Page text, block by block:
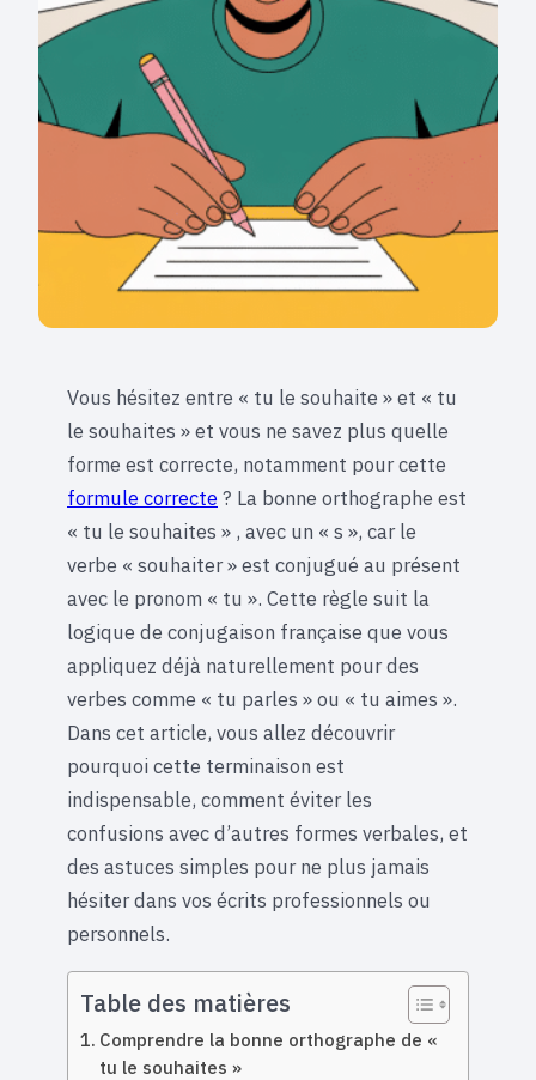
Vous hésitez entre « tu le souhaite » et « tu
le souhaites » et vous ne savez plus quelle
forme est correcte, notamment pour cette
formule correcte? La bonne orthographe est
« tu le souhaites » , avec un « s », car le
verbe « souhaiter » est conjugué au présent
avec le pronom « tu ». Cette règle suit la
logique de conjugaison française que vous
appliquez déjà naturellement pour des
verbes comme « tu parles » ou « tu aimes ».
Dans cet article, vous allez découvrir
pourquoi cette terminaison est
indispensable, comment éviter les
confusions avec d’autres formes verbales, et
des astuces simples pour ne plus jamais
hésiter dans vos écrits professionnels ou
personnels.
Table des matières
Comprendre la bonne orthographe de «
tu le souhaites »